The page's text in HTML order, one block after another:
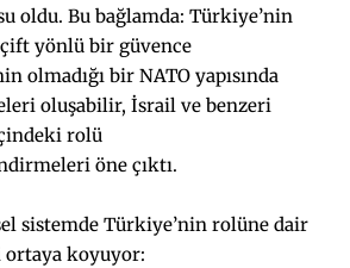
oldu. Bu bağlamda: Türkiye’nin
çift yönlü bir güvence
olmadığı bir NATO yapısında
oluşabilir, İsrail ve benzeri
rolü
öne çıktı.
sistemde Türkiye’nin rolüne dair
koyuyor: